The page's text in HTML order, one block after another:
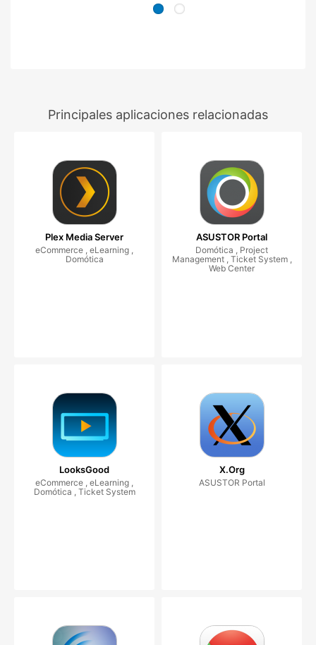
Principales aplicaciones relacionadas
Plex Media Server
eCommerce , eLearning ,
Domótica
ASUSTOR Portal
Domótica , Project
Management , Ticket System ,
Web Center
LooksGood
eCommerce , eLearning ,
Domótica , Ticket System
X.Org
ASUSTOR Portal